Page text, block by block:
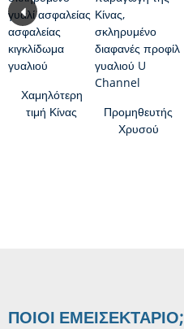
Χαμηλότερη
τιμή Κίνας
Προμηθευτής
Χρυσού
ΠΟΙΟΙ ΕΜΕΊΣΕΚΤΆΡΙΟ;